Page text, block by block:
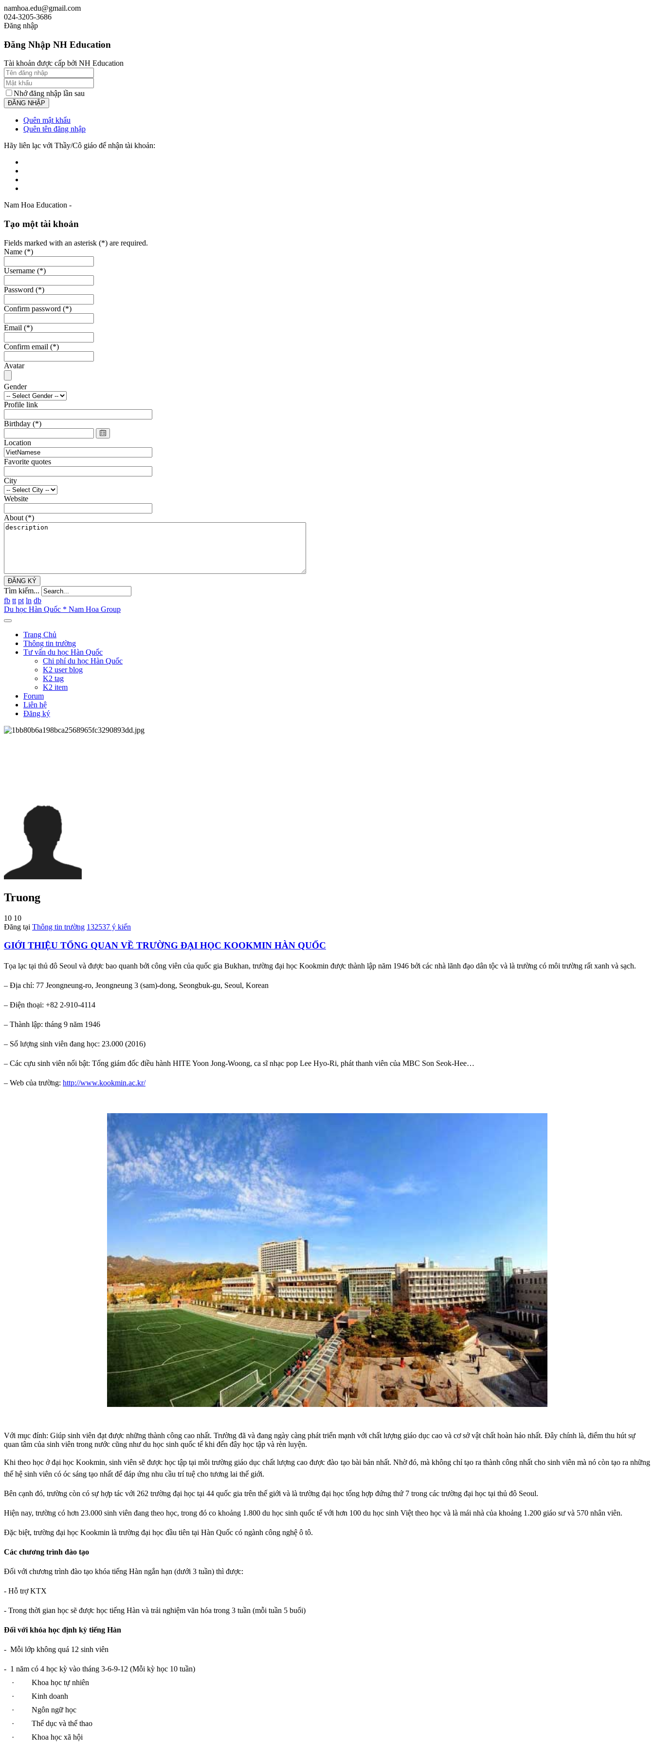
namhoa.edu@gmail.com
024-3205-3686
Đăng nhập
Đăng Nhập NH Education
Tài khoản được cấp bởi NH Education
Nhớ đăng nhập lần sau
Quên mật khẩu
Quên tên đăng nhập
Hãy liên lạc với Thầy/Cô giáo để nhận tài khoản:
Nam Hoa Education -
Tạo một tài khoản
Fields marked with an asterisk (*) are required.
Name (*)
Username (*)
Password (*)
Confirm password (*)
Email (*)
Confirm email (*)
Avatar
Gender
Profile link
Birthday (*)
Location
Favorite quotes
City
Website
About (*)
ĐĂNG KÝ
Tìm kiếm...
fb tt pt ln db
Du học Hàn Quốc * Nam Hoa Group
Trang Chủ
Thông tin trường
Tư vấn du học Hàn Quốc
Chi phí du học Hàn Quốc
K2 user blog
K2 tag
K2 item
Forum
Liên hệ
Đăng ký
Truong
10 10
Đăng tại Thông tin trường 132537 ý kiến
GIỚI THIỆU TỔNG QUAN VỀ TRƯỜNG ĐẠI HỌC KOOKMIN HÀN QUỐC
Tọa lạc tại thủ đô Seoul và được bao quanh bởi công viên của quốc gia Bukhan, trường đại học Kookmin được thành lập năm 1946 bởi các nhà lãnh đạo dân tộc và là trường có môi trường rất xanh và sạch.
– Địa chỉ: 77 Jeongneung-ro, Jeongneung 3 (sam)-dong, Seongbuk-gu, Seoul, Korean
– Điện thoại: +82 2-910-4114
– Thành lập: tháng 9 năm 1946
– Số lượng sinh viên đang học: 23.000 (2016)
– Các cựu sinh viên nổi bật: Tổng giám đốc điều hành HITE Yoon Jong-Woong, ca sĩ nhạc pop Lee Hyo-Ri, phát thanh viên của MBC Son Seok-Hee…
– Web của trường: http://www.kookmin.ac.kr/
Với mục đính: Giúp sinh viên đạt được những thành công cao nhất. Trường đã và đang ngày càng phát triển mạnh với chất lượng giáo dục cao và cơ sở vật chất hoàn hảo nhất. Đây chính là, điểm thu hút sự
quan tâm của sinh viên trong nước cũng như du học sinh quốc tế khi đến đây học tập và rèn luyện.
Khi theo học ở đại học Kookmin, sinh viên sẽ được học tập tại môi trường giáo dục chất lượng cao được đào tạo bài bản nhất. Nhờ đó, mà không chỉ tạo ra thành công nhất cho sinh viên mà nó còn tạo ra những
thế hệ sinh viên có óc sáng tạo nhất để đáp ứng nhu cầu trí tuệ cho tương lai thế giới.
Bên cạnh đó, trường còn có sự hợp tác với 262 trường đại học tại 44 quốc gia trên thế giới và là trường đại học tổng hợp đứng thứ 7 trong các trường đại học tại thủ đô Seoul.
Hiện nay, trường có hơn 23.000 sinh viên đang theo học, trong đó co khoảng 1.800 du học sinh quốc tế với hơn 100 du học sinh Việt theo học và là mái nhà của khoảng 1.200 giáo sư và 570 nhân viên.
Đặc biệt, trường đại học Kookmin là trường đại học đầu tiên tại Hàn Quốc có ngành công nghệ ô tô.
Các chương trình đào tạo
Đối với chương trình đào tạo khóa tiếng Hàn ngắn hạn (dưới 3 tuần) thì được:
- Hỗ trợ KTX
- Trong thời gian học sẽ được học tiếng Hàn và trải nghiệm văn hóa trong 3 tuần (mỗi tuần 5 buổi)
Đối với khóa học định kỳ tiếng Hàn
- Mỗi lớp không quá 12 sinh viên
- 1 năm có 4 học kỳ vào tháng 3-6-9-12 (Mỗi kỳ học 10 tuần)
·
Khoa học tự nhiên
·
Kinh doanh
·
Ngôn ngữ học
·
Thể dục và thể thao
·
Khoa học xã hội